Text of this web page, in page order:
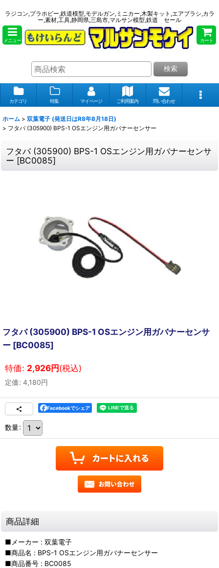
ラジコン,プラホビー,鉄道模型,モデルガン,ミニカー,木製キット,エアブラシ,カラ
ー,素材,工具,静岡県,三島市,マルサン模型,鉄道 セール
メニュー カート
検索
カテゴリ 特集 マイページ ご利用案内 問い合わせ
ホーム > 双葉電子 (発送日はR8年8月18日)
> フタバ (305900) BPS-1 OSエンジン用ガバナーセンサー
フタバ (305900) BPS-1 OSエンジン用ガバナーセンサ
ー [BC0085]
フタバ (305900) BPS-1 OSエンジン用ガバナーセンサ
ー [BC0085]
特価: 2,926円(税込)
定価: 4,180円
Facebookでシェア
数量:
商品詳細
■メーカー : 双葉電子
■商品名 : BPS-1 OSエンジン用ガバナーセンサー
■商品番号 : BC0085